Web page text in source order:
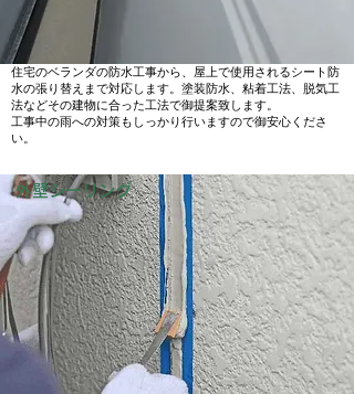
外壁シーリング
住宅のベランダの防水工事から、屋上で使用されるシート防
水の張り替えまで対応します。塗装防水、粘着工法、脱気工
法などその建物に合った工法で御提案致します。
工事中の雨への対策もしっかり行いますので御安心くださ
い。